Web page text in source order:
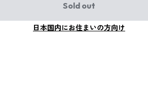
Sold out
日本国内にお住まいの方向け